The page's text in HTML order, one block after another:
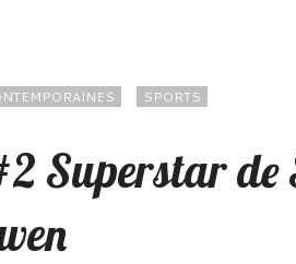
SPORTS
Superstar